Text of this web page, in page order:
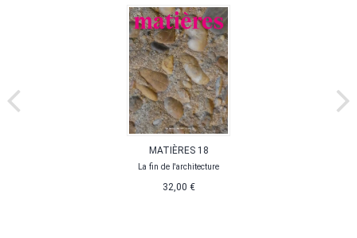
MATIÈRES 18
La fin de l'architecture
32,00 €